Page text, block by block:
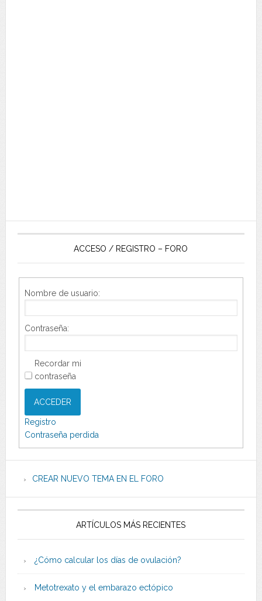
ACCESO / REGISTRO – FORO
Nombre de usuario:
Contraseña:
Recordar mi
contraseña
ACCEDER
Registro
Contraseña perdida
CREAR NUEVO TEMA EN EL FORO
ARTÍCULOS MÁS RECIENTES
¿Cómo calcular los días de ovulación?
Metotrexato y el embarazo ectópico